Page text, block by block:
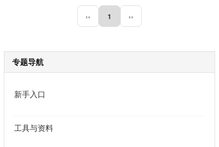
‹‹ 1 ››
专题导航
新手入口
工具与资料